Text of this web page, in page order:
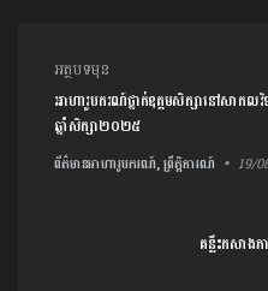
ការ​នាំទិស​ប្រក
អត្ថបទមុន
អាហារូបករណ៍ថ្នាក់ឧត្ដមសិក្សានៅសា
ឆ្នាំសិក្សា២០២៥
ព័ត៌មានអាហារូបករណ៍, ព្រឹត្តិការណ៍ 19/
គន្លឹះកសាង